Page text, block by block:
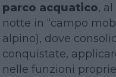
parco acquatico, al
notte in “campo
alpino), dove
conquistate,
nelle funzioni